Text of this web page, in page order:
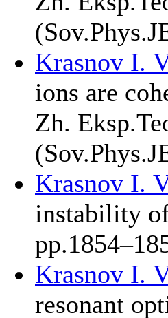
Krasnov I.
ions are
Zh.
Krasnov I.
instability
pp.18
Krasnov I.
resonant